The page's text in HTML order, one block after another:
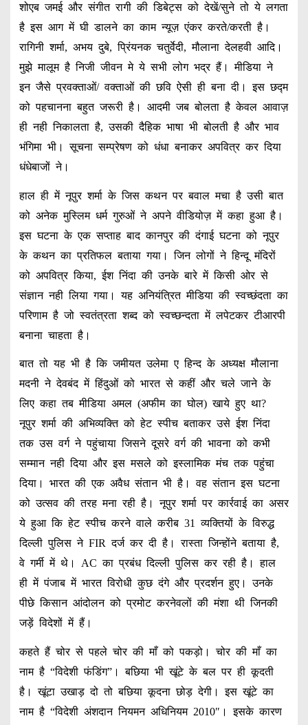
शोएब जमई और संगीत रागी की डिबेट्स को देखें/सुने तो ये लगता
है इस आग में घी डालने का काम न्यूज़ एंकर करते/करती है।
रागिनी शर्मा, अभय दुबे, प्रिंयनक चतुर्वेदी, मौलाना देलहवी आदि।
मुझे मालूम है निजी जीवन मे ये सभी लोग भद्र हैं। मीडिया ने
इन जैसे प्रवक्ताओं/ वक्ताओं की छवि ऐसी ही बना दी। इस छद्म
को पहचानना बहुत जरूरी है। आदमी जब बोलता है केवल आवाज़
ही नही निकालता है, उसकी दैहिक भाषा भी बोलती है और भाव
भंगिमा भी। सूचना सम्प्रेषण को धंधा बनाकर अपवित्र कर दिया
धंधेबाजों ने।
हाल ही में नूपुर शर्मा के जिस कथन पर बवाल मचा है उसी बात
को अनेक मुस्लिम धर्म गुरुओं ने अपने वीडियोज़ में कहा हुआ है।
इस घटना के एक सप्ताह बाद कानपुर की दंगाई घटना को नूपुर
के कथन का प्रतिफल बताया गया। जिन लोगों ने हिन्दू मंदिरों
को अपवित्र किया, ईश निंदा की उनके बारे में किसी ओर से
संज्ञान नही लिया गया। यह अनियंत्रित मीडिया की स्वच्छंदता का
परिणाम है जो स्वतंत्रता शब्द को स्वच्छन्दता में लपेटकर टीआरपी
बनाना चाहता है।
बात तो यह भी है कि जमीयत उलेमा ए हिन्द के अध्यक्ष मौलाना
मदनी ने देवबंद में हिंदुओं को भारत से कहीं और चले जाने के
लिए कहा तब मीडिया अमल (अफीम का घोल) खाये हुए था?
नूपुर शर्मा की अभिव्यक्ति को हेट स्पीच बताकर उसे ईश निंदा
तक उस वर्ग ने पहुंचाया जिसने दूसरे वर्ग की भावना को कभी
सम्मान नही दिया और इस मसले को इस्लामिक मंच तक पहुंचा
दिया। भारत की एक अवैध संतान भी है। वह संतान इस घटना
को उत्सव की तरह मना रही है। नूपुर शर्मा पर कार्रवाई का असर
ये हुआ कि हेट स्पीच करने वाले करीब 31 व्यक्तियों के विरुद्ध
दिल्ली पुलिस ने FIR दर्ज कर दी है। रास्ता जिन्होंने बताया है,
वे गर्मी में थे। AC का प्रबंध दिल्ली पुलिस कर रही है। हाल
ही में पंजाब में भारत विरोधी कुछ दंगे और प्रदर्शन हुए। उनके
पीछे किसान आंदोलन को प्रमोट करनेवलों की मंशा थी जिनकी
जड़ें विदेशों में हैं।
कहते हैं चोर से पहले चोर की माँ को पकड़ो। चोर की माँ का
नाम है “विदेशी फंडिंग”। बछिया भी खूंटे के बल पर ही कूदती
है। खूंटा उखाड़ दो तो बछिया कूदना छोड़ देगी। इस खूंटे का
नाम है “विदेशी अंशदान नियमन अधिनियम 2010″। इसके कारण